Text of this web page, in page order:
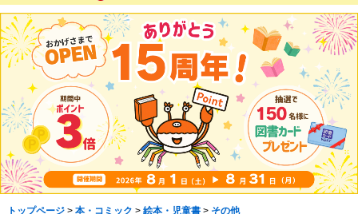
トップページ> 本・コミック > 絵本・児童書> その他